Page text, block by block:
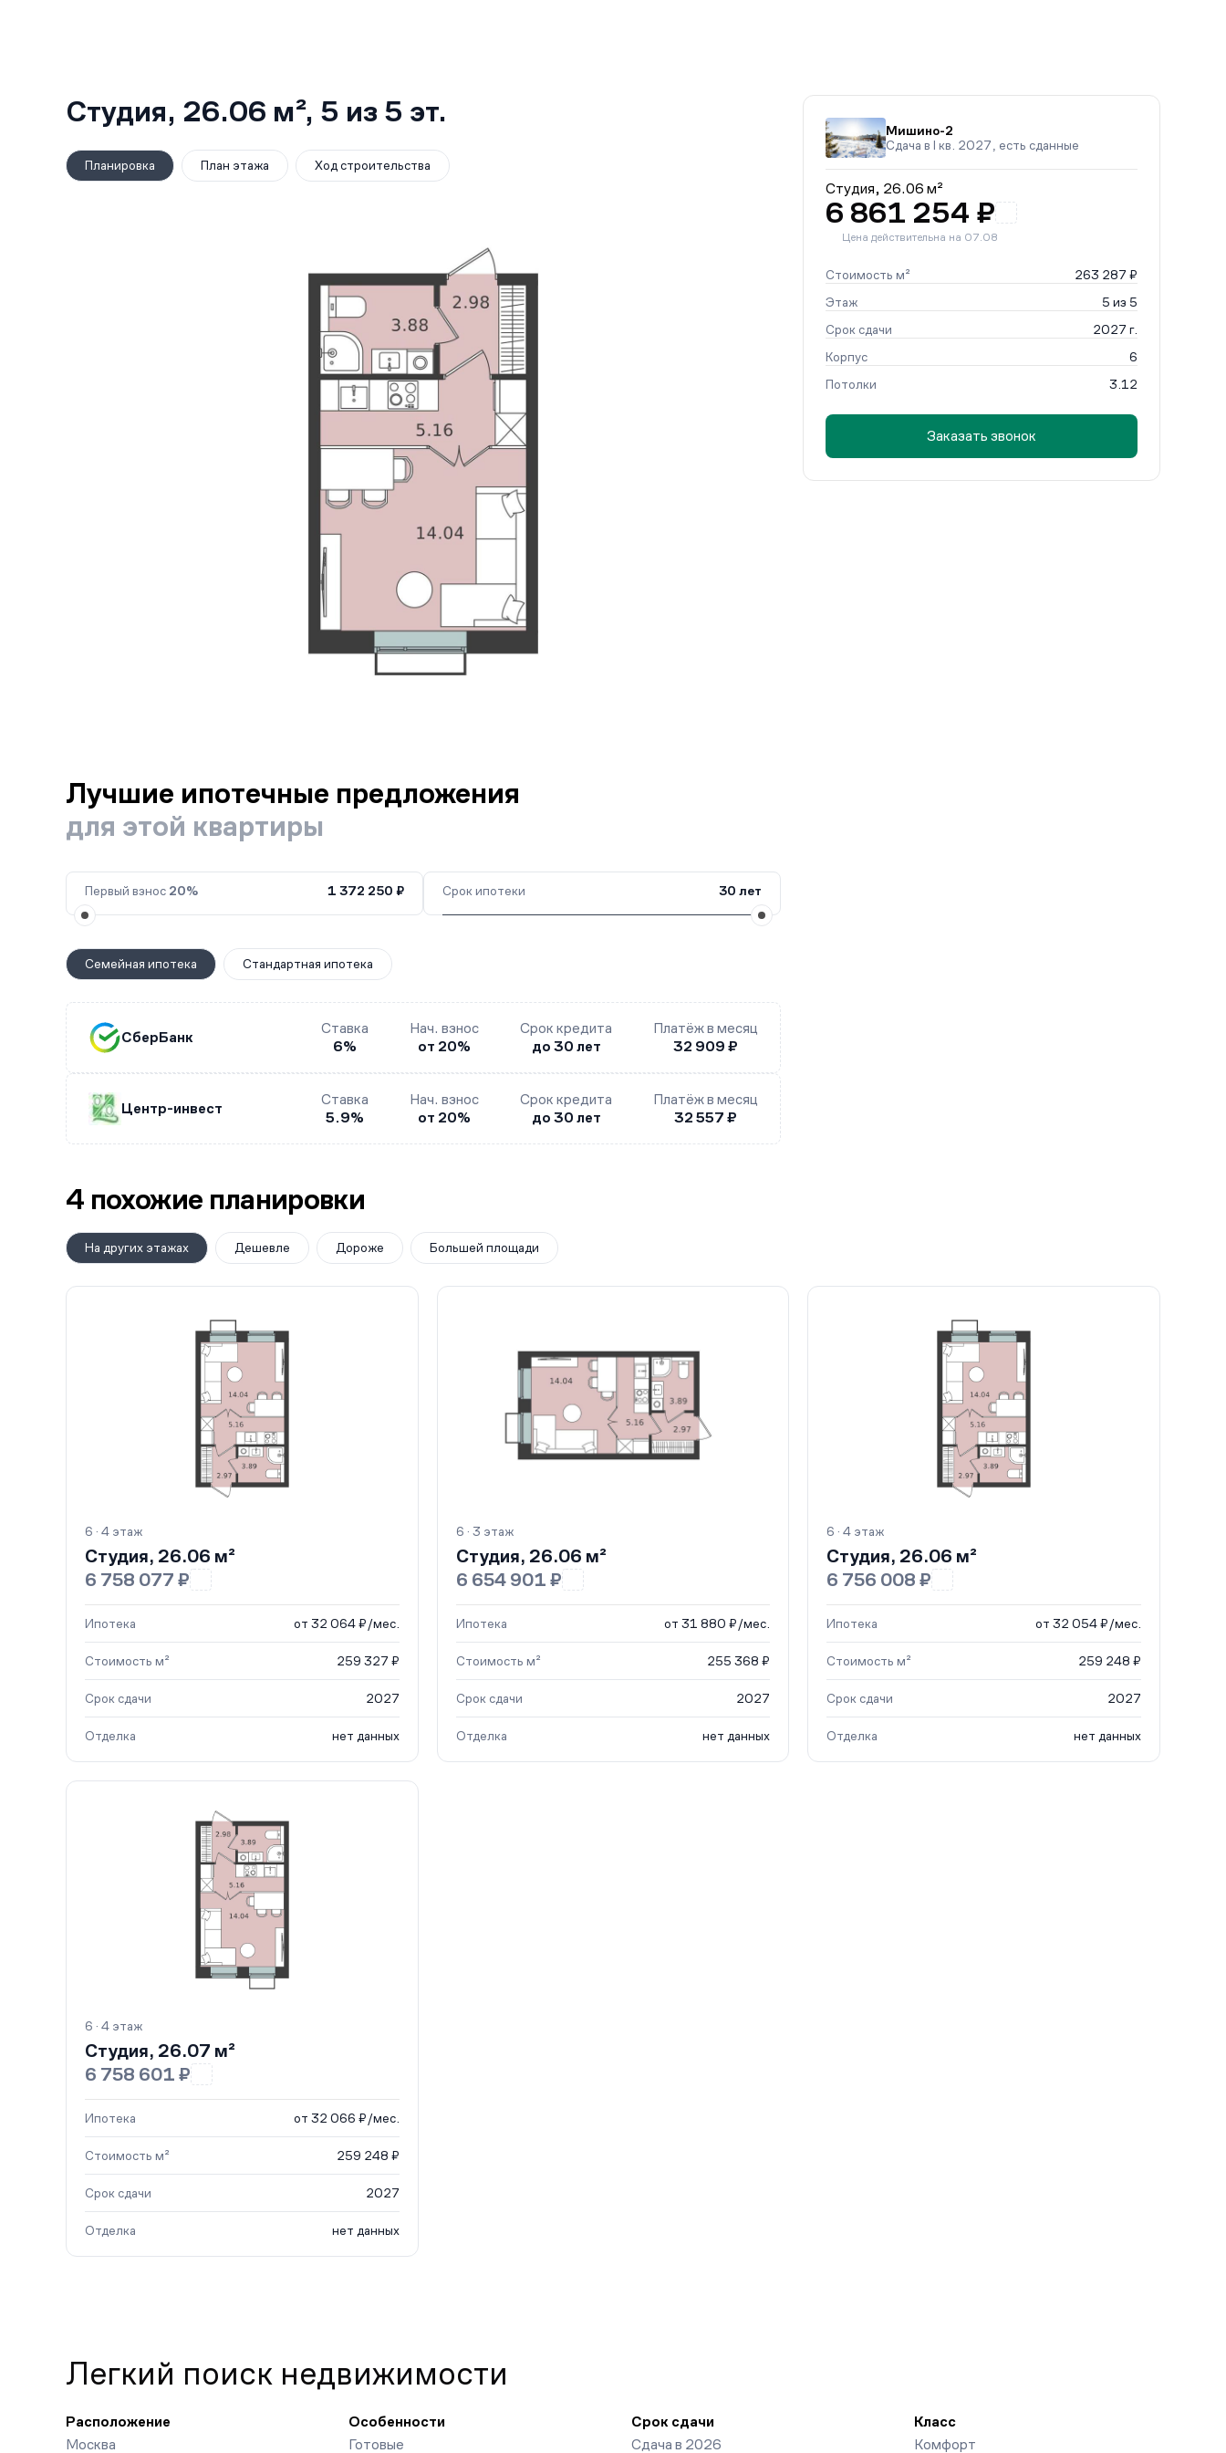
Студия, 26.06 м², 5 из 5 эт.
Планировка План этажа Ход строительства
Мишино-2
Сдача в I кв. 2027, есть сданные
Студия, 26.06 м²
6 861 254 ₽
Цена действительна на 07.08
Стоимость м²
263 287 ₽
Этаж
5 из 5
Срок сдачи
2027 г.
Корпус
6
Потолки
3.12
Заказать звонок
Лучшие ипотечные предложения
для этой квартиры
Первый взнос 20% 1 372 250 ₽ Срок ипотеки 30 лет
Семейная ипотека Стандартная ипотека
СберБанк
Ставка
6%
Нач. взнос
от 20%
Срок кредита
до 30 лет
Платёж в месяц
32 909 ₽
Центр-инвест
Ставка
5.9%
Нач. взнос
от 20%
Срок кредита
до 30 лет
Платёж в месяц
32 557 ₽
4 похожие планировки
На других этажах Дешевле Дороже Большей площади
6 · 4 этаж
Студия, 26.06 м²
6 758 077 ₽
Ипотека от 32 064 ₽/мес.
Стоимость м² 259 327 ₽
Срок сдачи 2027
Отделка нет данных
6 · 3 этаж
Студия, 26.06 м²
6 654 901 ₽
Ипотека от 31 880 ₽/мес.
Стоимость м² 255 368 ₽
Срок сдачи 2027
Отделка нет данных
6 · 4 этаж
Студия, 26.06 м²
6 756 008 ₽
Ипотека от 32 054 ₽/мес.
Стоимость м² 259 248 ₽
Срок сдачи 2027
Отделка нет данных
6 · 4 этаж
Студия, 26.07 м²
6 758 601 ₽
Ипотека от 32 066 ₽/мес.
Стоимость м² 259 248 ₽
Срок сдачи 2027
Отделка нет данных
Легкий поиск недвижимости
Расположение
Москва
Особенности
Готовые
Срок сдачи
Сдача в 2026
Класс
Комфорт